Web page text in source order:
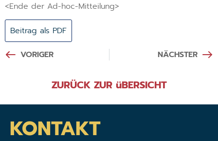
<Ende der Ad-hoc-Mitteilung>
Beitrag als PDF
VORIGER NÄCHSTER
ZURÜCK ZUR üBERSICHT
KONTAKT